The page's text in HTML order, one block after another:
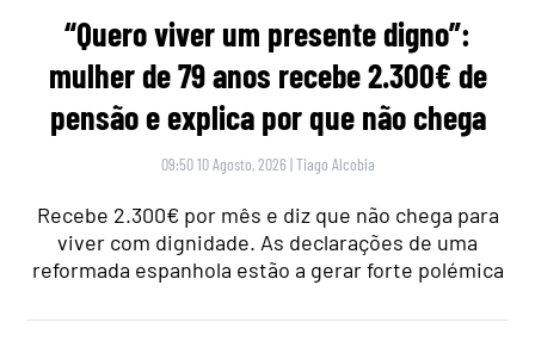
“Quero viver um presente digno”:
mulher de 79 anos recebe 2.300€ de
pensão e explica por que não chega
09:50 10 Agosto, 2026 |Tiago Alcobia
Recebe 2.300€ por mês e diz que não chega para
viver com dignidade. As declarações de uma
reformada espanhola estão a gerar forte polémica